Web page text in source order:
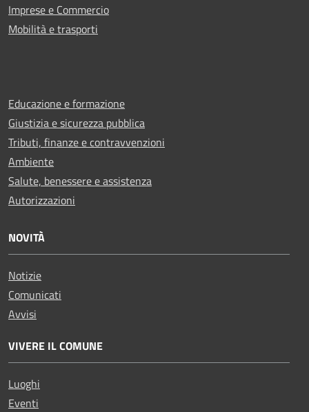
Imprese e Commercio
Mobilità e trasporti
Educazione e formazione
Giustizia e sicurezza pubblica
Tributi, finanze e contravvenzioni
Ambiente
Salute, benessere e assistenza
Autorizzazioni
NOVITÀ
Notizie
Comunicati
Avvisi
VIVERE IL COMUNE
Luoghi
Eventi